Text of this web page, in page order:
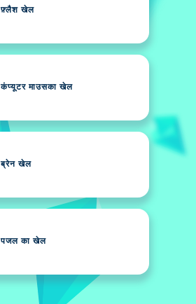
फ़्लैश खेल
कंप्यूटर माउसका खेल
ब्रेन खेल
पजल का खेल